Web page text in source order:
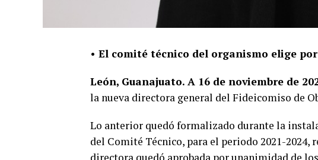
• El comité técnico del organismo elige
León, Guanajuato. A 16 de noviembre de
la nueva directora general del Fideicomiso de
Lo anterior quedó formalizado durante la
del Comité Técnico, para el periodo 2021-2024,